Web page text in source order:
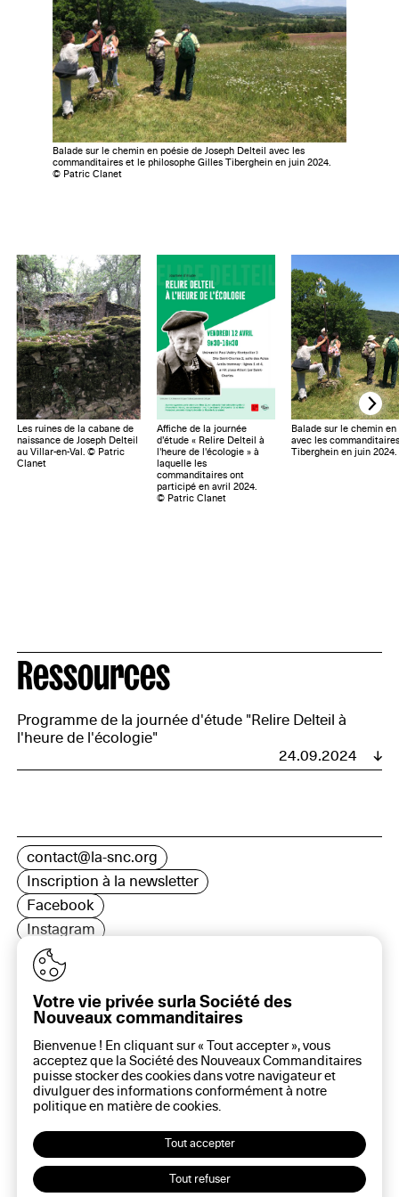
Balade sur le chemin en poésie de Joseph Delteil avec les
commanditaires et le philosophe Gilles Tiberghein en juin 2024.
© Patric Clanet
Les ruines de la cabane de
naissance de Joseph Delteil
au Villar-en-Val. © Patric
Clanet
Affiche de la journée
d’étude « Relire Delteil à
l'heure de l'écologie » à
laquelle les
commanditaires ont
participé en avril 2024.
© Patric Clanet
Balade sur le chemin
avec les
Tiberghein en juin
Ressources
Programme de la journée d'étude "Relire Delteil à
l'heure de l'écologie"
24.09.2024
contact@la-snc.org
Inscription à la newsletter
Facebook
Instagram
LinkedIn
16 rue Rambuteau, 75003 Paris
Plan du site
Aide sur ce site
Gestion des cookies
Politique des cookies
Politique de confidentialité
Mentions légales
Votre vie privée surla Société des
Nouveaux commanditaires
Bienvenue ! En cliquant sur « Tout accepter », vous
acceptez que la Société des Nouveaux Commanditaires
puisse stocker des cookies dans votre navigateur et
divulguer des informations conformément à notre
politique en matière decookies.
Tout accepter
Tout refuser